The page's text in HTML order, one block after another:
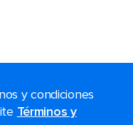
y condiciones
Términos y